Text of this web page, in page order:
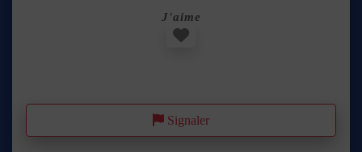
J'aime
Favori
Signaler